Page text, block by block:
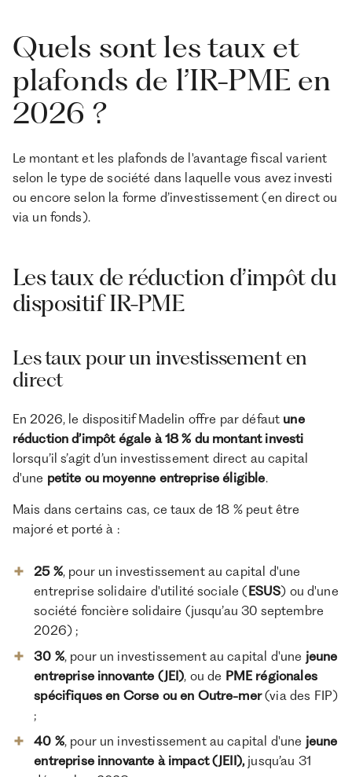
Quels sont les taux et
plafonds de l’IR-PME en
2026 ?
Le montant et les plafonds de l'avantage fiscal varient
selon le type de société dans laquelle vous avez investi
ou encore selon la forme d’investissement (en direct ou
via un fonds).
Les taux de réduction d’impôt du
dispositif IR-PME
Les taux pour un investissement en
direct
En 2026, le dispositif Madelin offre par défaut une
réduction d’impôt égale à 18 % du montant investi
lorsqu’il s’agit d’un investissement direct au capital
d'une petite ou moyenne entreprise éligible.
Mais dans certains cas, ce taux de 18 % peut être
majoré et porté à :
25 %, pour un investissement au capital d'une
entreprise solidaire d'utilité sociale (ESUS) ou d'une
société foncière solidaire (jusqu’au 30 septembre
2026) ;
30 %, pour un investissement au capital d'une jeune
entreprise innovante (JEI), ou de PME régionales
spécifiques en Corse ou en Outre-mer(via des FIP)
;
40 %, pour un investissement au capital d'une jeune
entreprise innovante à impact (JEII), jusqu’au 31